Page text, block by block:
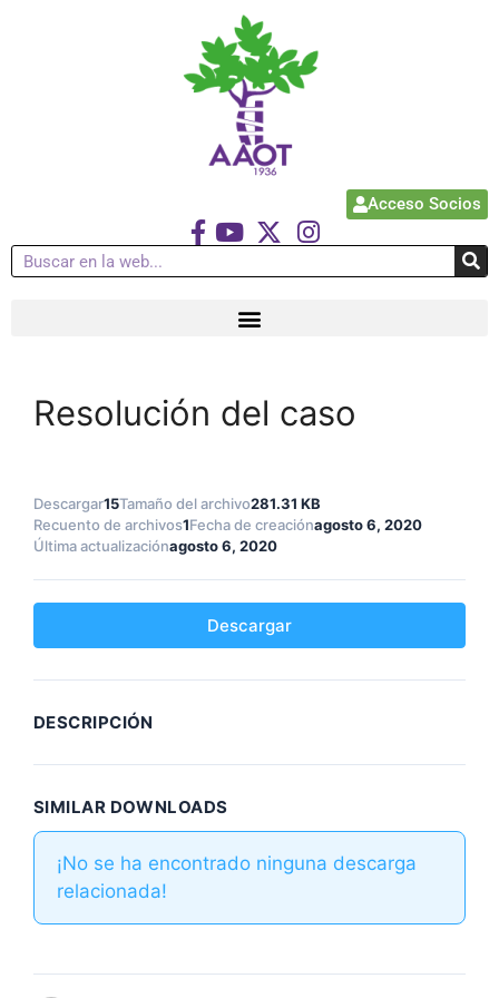
Acceso Socios
Resolución del caso
Descargar15Tamaño del archivo281.31 KB
Recuento de archivos1Fecha de creaciónagosto 6, 2020
Última actualizaciónagosto 6, 2020
Descargar
DESCRIPCIÓN
SIMILAR DOWNLOADS
¡No se ha encontrado ninguna descarga
relacionada!